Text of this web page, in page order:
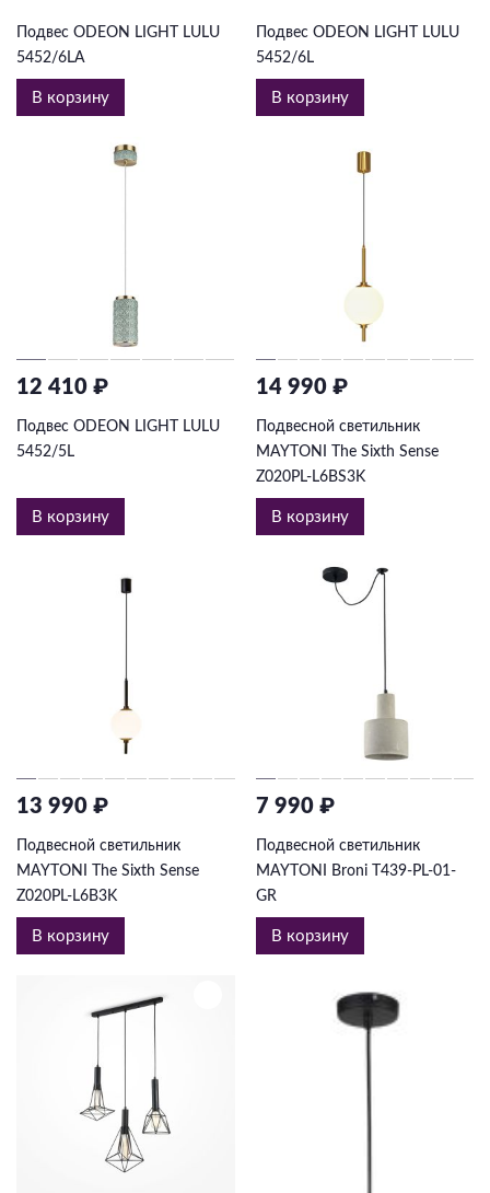
Подвес ODEON LIGHT LULU
5452/6LA
В корзину
Подвес ODEON LIGHT LULU
5452/6L
В корзину
12 410 ₽
Подвес ODEON LIGHT LULU
5452/5L
В корзину
14 990 ₽
Подвесной светильник
MAYTONI The Sixth Sense
Z020PL-L6BS3K
В корзину
13 990 ₽
Подвесной светильник
MAYTONI The Sixth Sense
Z020PL-L6B3K
В корзину
7 990 ₽
Подвесной светильник
MAYTONI Broni T439-PL-01-
GR
В корзину